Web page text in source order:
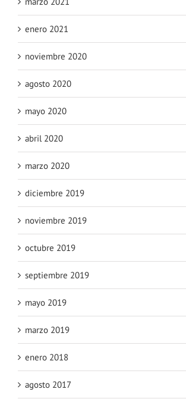
enero 2021
noviembre 2020
agosto 2020
mayo 2020
abril 2020
marzo 2020
diciembre 2019
noviembre 2019
octubre 2019
septiembre 2019
mayo 2019
marzo 2019
enero 2018
agosto 2017